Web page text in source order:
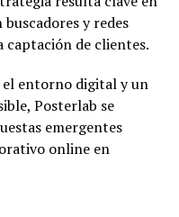
y redes
captación de clientes.
el entorno digital y un
Posterlab se
emergentes
online en